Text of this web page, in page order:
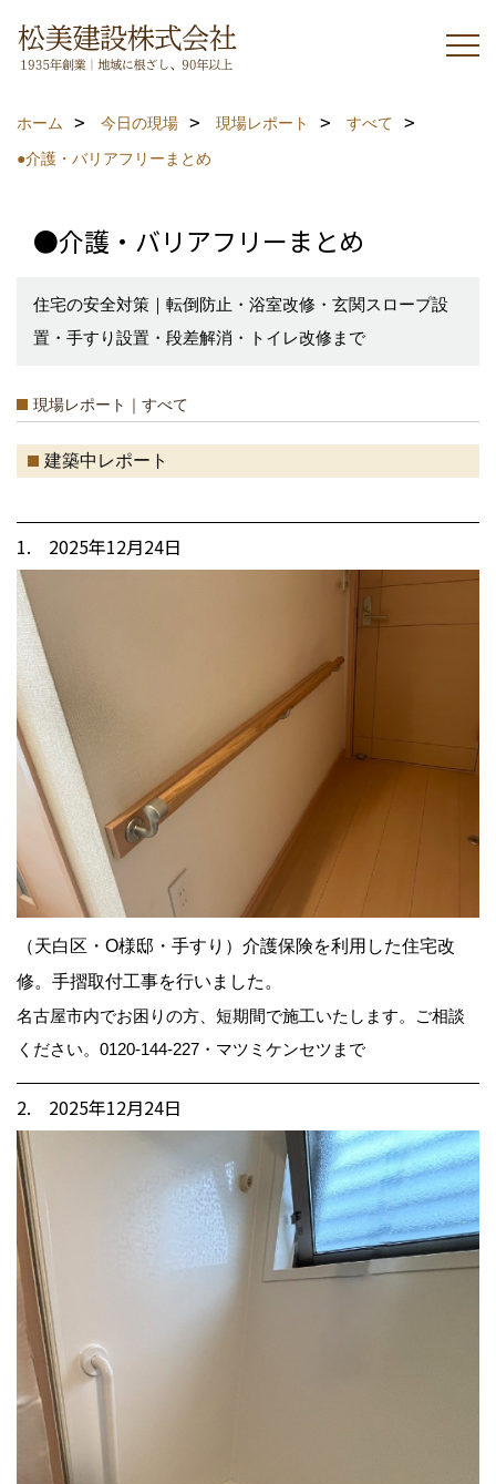
ホーム 今日の現場 現場レポート
すべて
●介護・バリアフリーまとめ
●介護・バリアフリーまとめ
住宅の安全対策｜転倒防止・浴室改修・玄関スロープ設
置・手すり設置・段差解消・トイレ改修まで
現場レポート｜すべて
建築中レポート
1. 2025年12月24日
（天白区・O様邸・手すり）介護保険を利用した住宅改
修。手摺取付工事を行いました。
名古屋市内でお困りの方、短期間で施工いたします。ご相談
ください。0120-144-227・マツミケンセツまで
2. 2025年12月24日